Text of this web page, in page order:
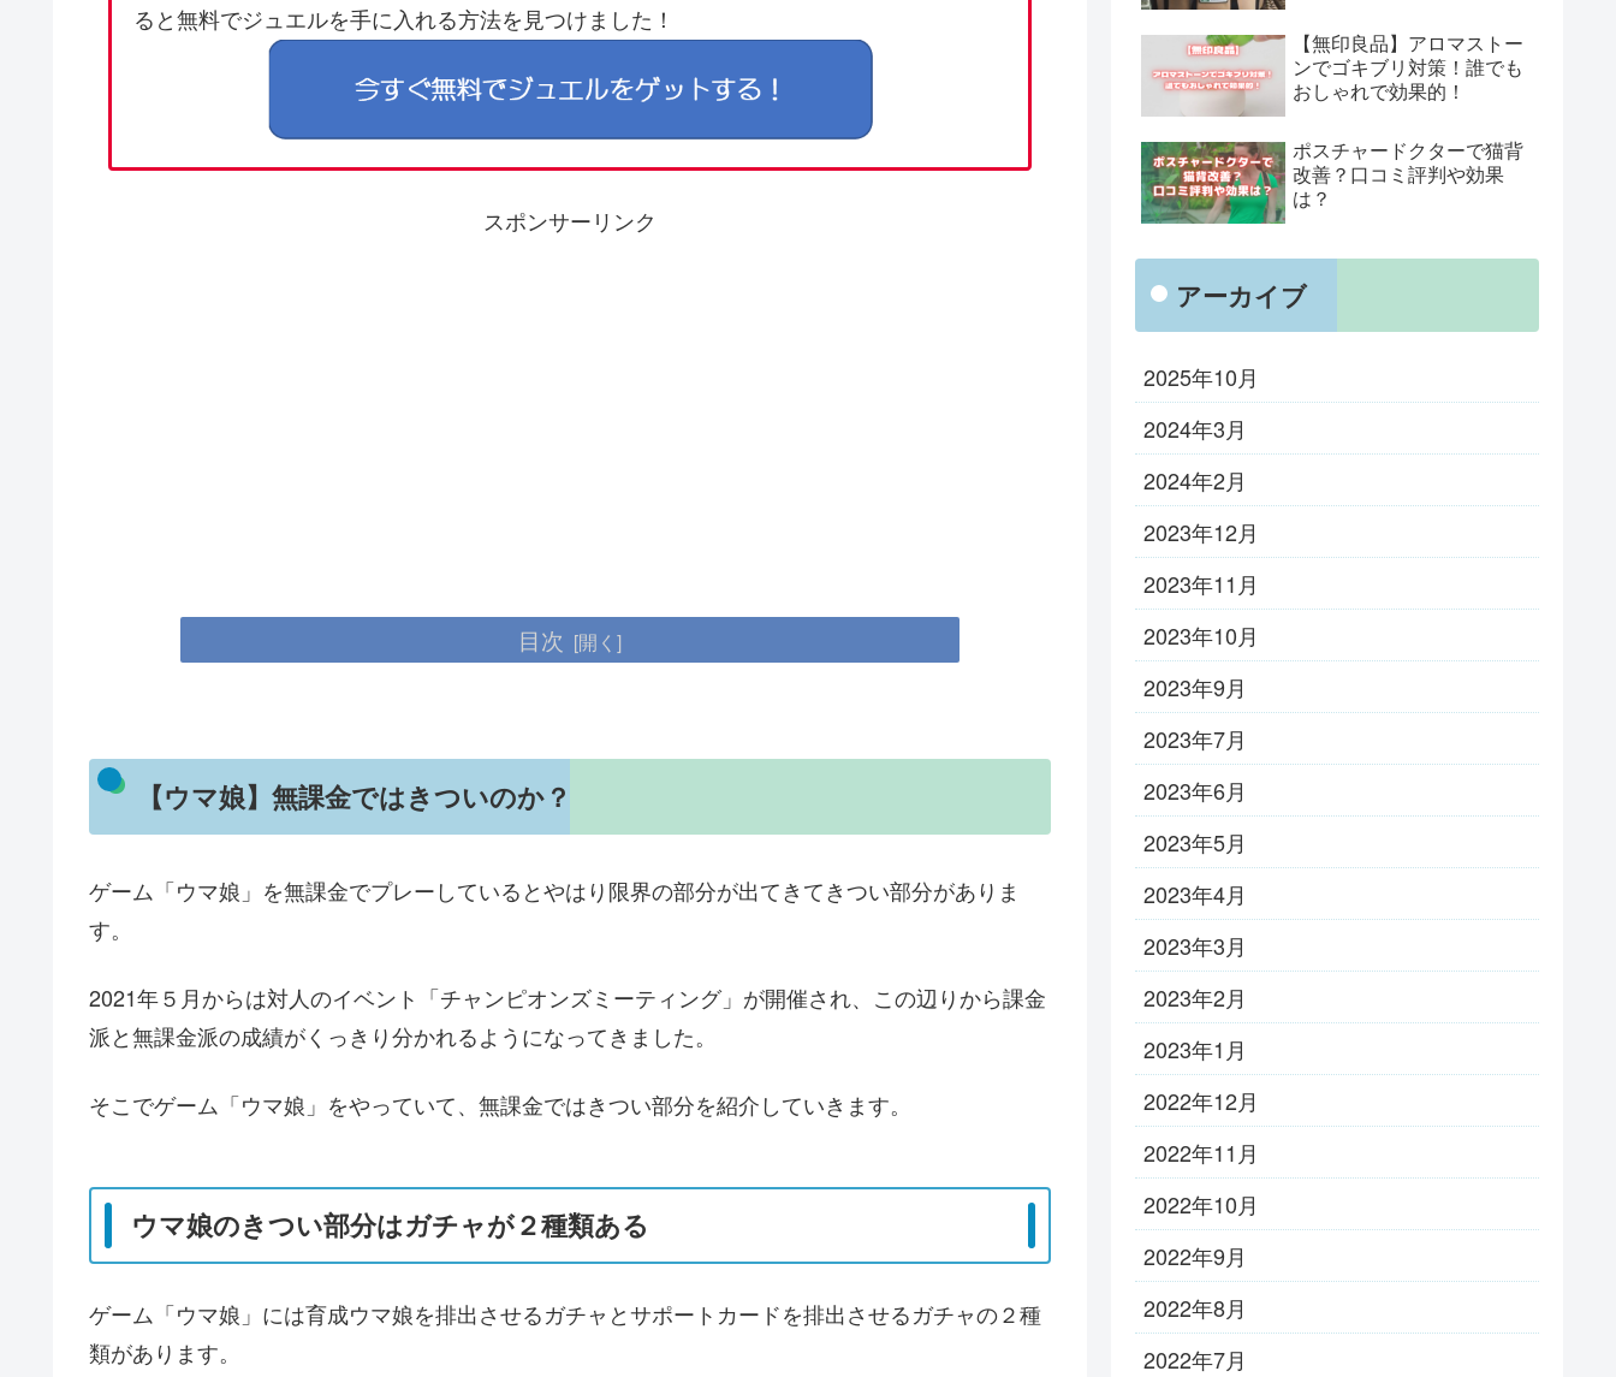
ると無料でジュエルを手に入れる方法を見つけました！
スポンサーリンク
目次
【ウマ娘】無課金ではきついのか？
ゲーム「ウマ娘」を無課金でプレーしているとやはり限界の部分が出てきてきつい部分がありま
す。
2021年５月からは対人のイベント「チャンピオンズミーティング」が開催され、この辺りから課金
派と無課金派の成績がくっきり分かれるようになってきました。
そこでゲーム「ウマ娘」をやっていて、無課金ではきつい部分を紹介していきます。
ウマ娘のきつい部分はガチャが２種類ある
ゲーム「ウマ娘」には育成ウマ娘を排出させるガチャとサポートカードを排出させるガチャの２種
類があります。
【無印良品】アロマストー
ンでゴキブリ対策！誰でも
おしゃれで効果的！
ポスチャードクターで猫背
改善？口コミ評判や効果
は？
アーカイブ
2025年10月
2024年3月
2024年2月
2023年12月
2023年11月
2023年10月
2023年9月
2023年7月
2023年6月
2023年5月
2023年4月
2023年3月
2023年2月
2023年1月
2022年12月
2022年11月
2022年10月
2022年9月
2022年8月
2022年7月